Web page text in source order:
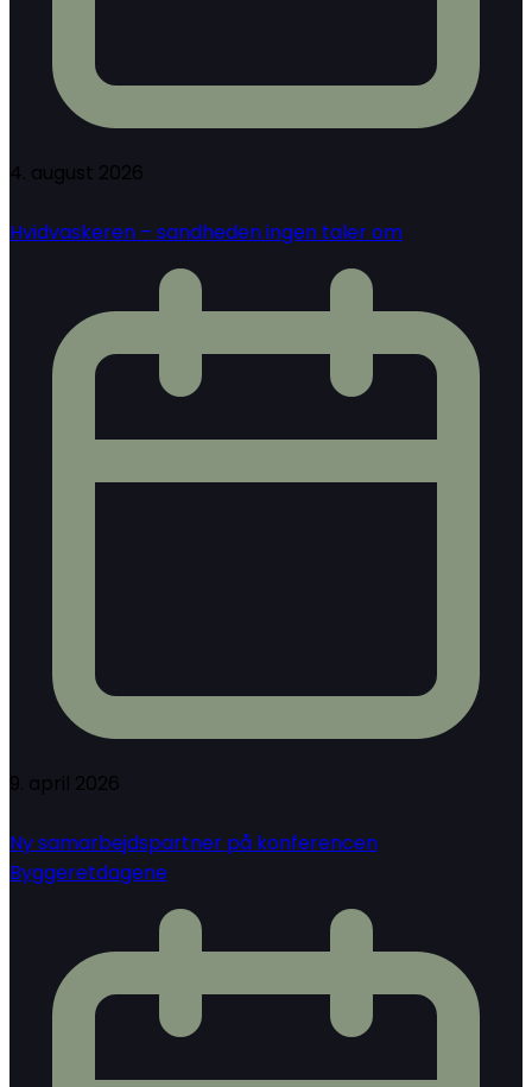
4. august 2026
Hvidvaskeren – sandheden ingen taler om
9. april 2026
Ny samarbejdspartner på konferencen
Byggeretdagene